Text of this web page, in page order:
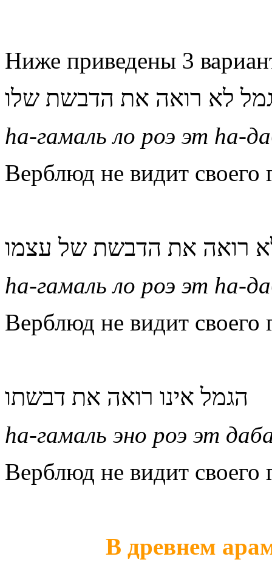
Ниже приведены 3
לא רואה את הדבשת שלו
hа-гамаль ло роэ эт hа-
Верблюд не видит своего
רואה את הדבשת של עצמו
hа-гамаль ло роэ эт hа-
Верблюд не видит своего
הגמל אינו רואה את דבשתו
hа-гамаль эно роэ эт
Верблюд не видит своего
В древнем